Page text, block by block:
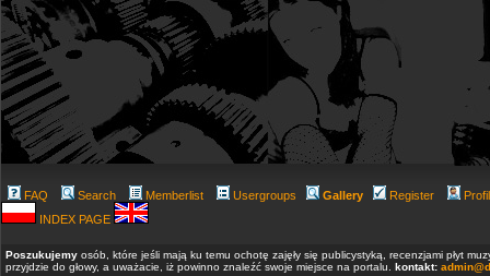
FAQ Search Memberlist Usergroups Gallery Register
INDEX PAGE
Poszukujemy osób, które jeśli mają ku temu ochotę zajęły się publicystyką, recenzjami płyt
przyjdzie do głowy, a uważacie, iż powinno znaleźć swoje miejsce na portalu. kontakt: